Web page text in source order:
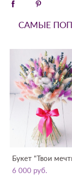
САМЫЕ
Букет "Твои
6 000 pуб.